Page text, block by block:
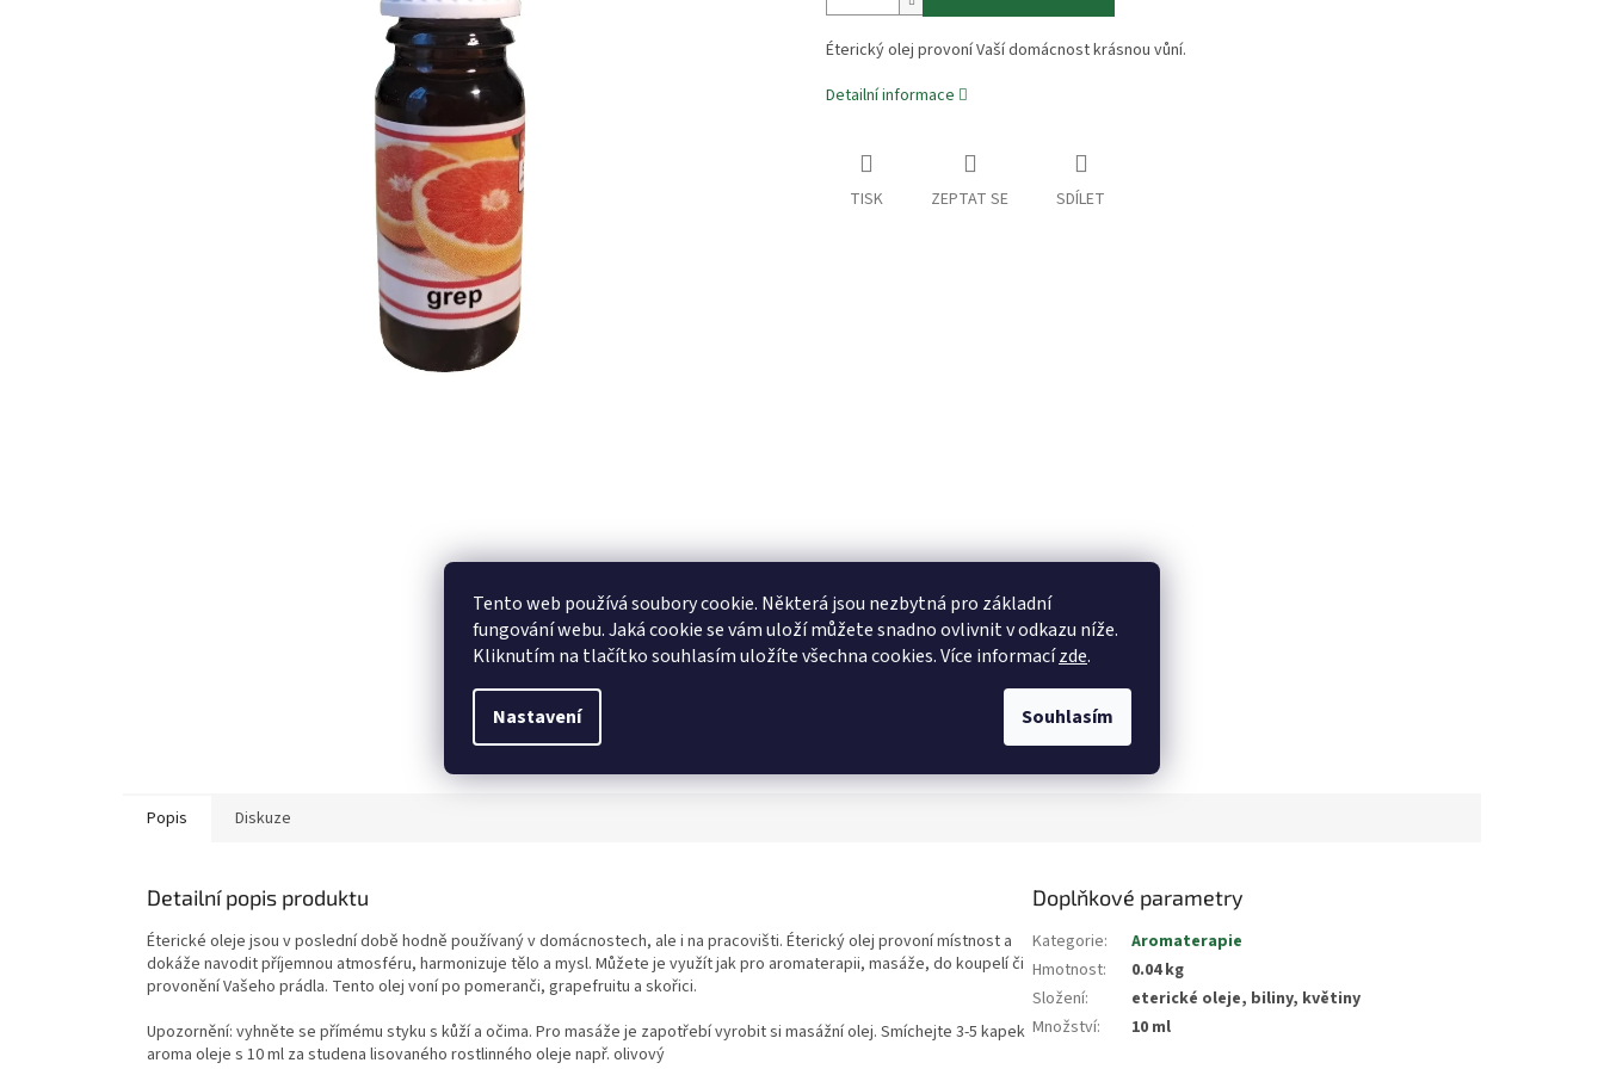
Tento web používá soubory cookie. Některá jsou nezbytná pro základní
fungování webu. Jaká cookie se vám uloží můžete snadno ovlivnit v odkazu níže.
Kliknutím na tlačítko souhlasím uložíte všechna cookies. Více informacízde.
Nastavení Souhlasím
Éterický olej provoní Vaší domácnost krásnou vůní.
Detailní informace
TISK ZEPTAT SE SDÍLET
Popis Diskuze
Detailní popis produktu
Éterické oleje jsou v poslední době hodně používaný v domácnostech, ale i na pracovišti. Éterický olej provoní místnost a
dokáže navodit příjemnou atmosféru, harmonizuje tělo a mysl. Můžete je využít jak pro aromaterapii, masáže, do koupelí či
provonění Vašeho prádla. Tento olej voní po pomeranči, grapefruitu a skořici.
Upozornění: vyhněte se přímému styku s kůží a očima. Pro masáže je zapotřebí vyrobit si masážní olej. Smíchejte 3-5 kapek
aroma oleje s 10 ml za studena lisovaného rostlinného oleje např. olivový
Doplňkové parametry
Kategorie:
Aromaterapie
Hmotnost:
0.04 kg
Složení:
eterické oleje, biliny, květiny
Množství: 10 ml